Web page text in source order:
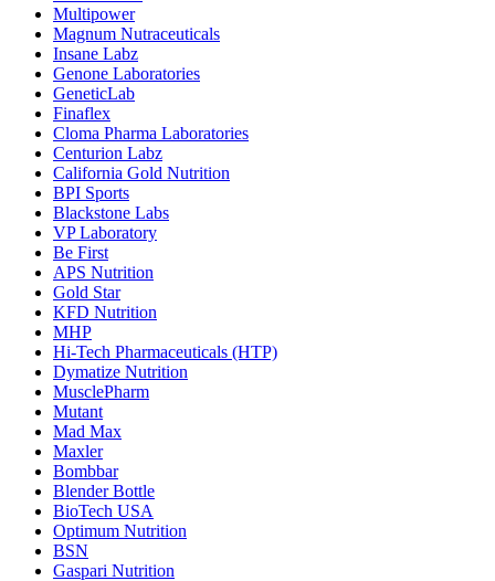
Multipower
Magnum Nutraceuticals
Insane Labz
Genone Laboratories
GeneticLab
Finaflex
Cloma Pharma Laboratories
Centurion Labz
California Gold Nutrition
BPI Sports
Blackstone Labs
VP Laboratory
Be First
APS Nutrition
Gold Star
KFD Nutrition
MHP
Hi-Tech Pharmaceuticals (HTP)
Dymatize Nutrition
MusclePharm
Mutant
Mad Max
Maxler
Bombbar
Blender Bottle
BioTech USA
Optimum Nutrition
BSN
Gaspari Nutrition